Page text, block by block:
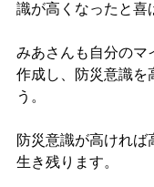
識が高くなったと喜
みあさんも自分のマ
作成し、防災意識を
う。
防災意識が高けれ
生き残ります。